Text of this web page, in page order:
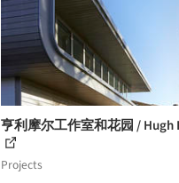
亨利摩尔工作室和花园 / Hugh
Projects